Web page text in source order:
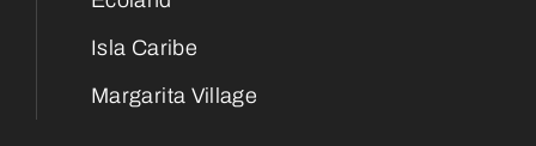
Isla Caribe
Margarita Village